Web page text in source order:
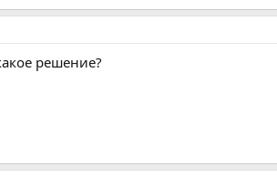
сообщение автоматически
посты. Бесят ошибки..
решение?